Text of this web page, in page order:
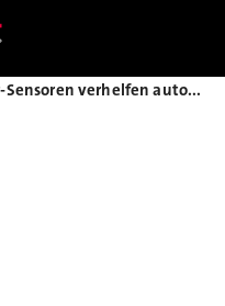
Hadar-Sensoren verhelfen autonomen Autos zur Nachtsicht